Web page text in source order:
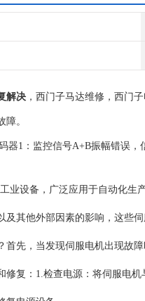
解决 ，西门子马达维修，西门
障。
器1：监控信号A+B振幅错误
业设备，广泛应用于自动化生产
其他外部因素的影响，这些伺
先，当发现伺服电机出现故
复：1.检查电源：将伺服电